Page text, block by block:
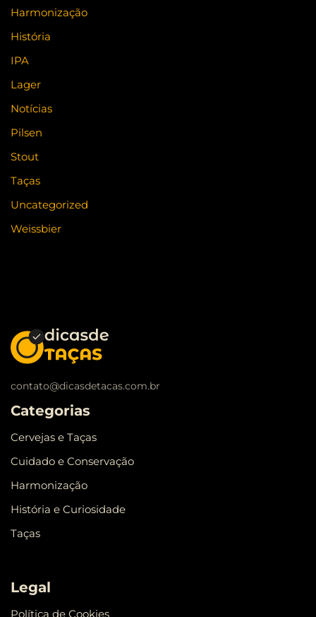
Harmonização
História
IPA
Lager
Notícias
Pilsen
Stout
Taças
Uncategorized
Weissbier
contato@dicasdetacas.com.br
Categorias
Cervejas e Taças
Cuidado e Conservação
Harmonização
História e Curiosidade
Taças
Legal
Política de Cookies